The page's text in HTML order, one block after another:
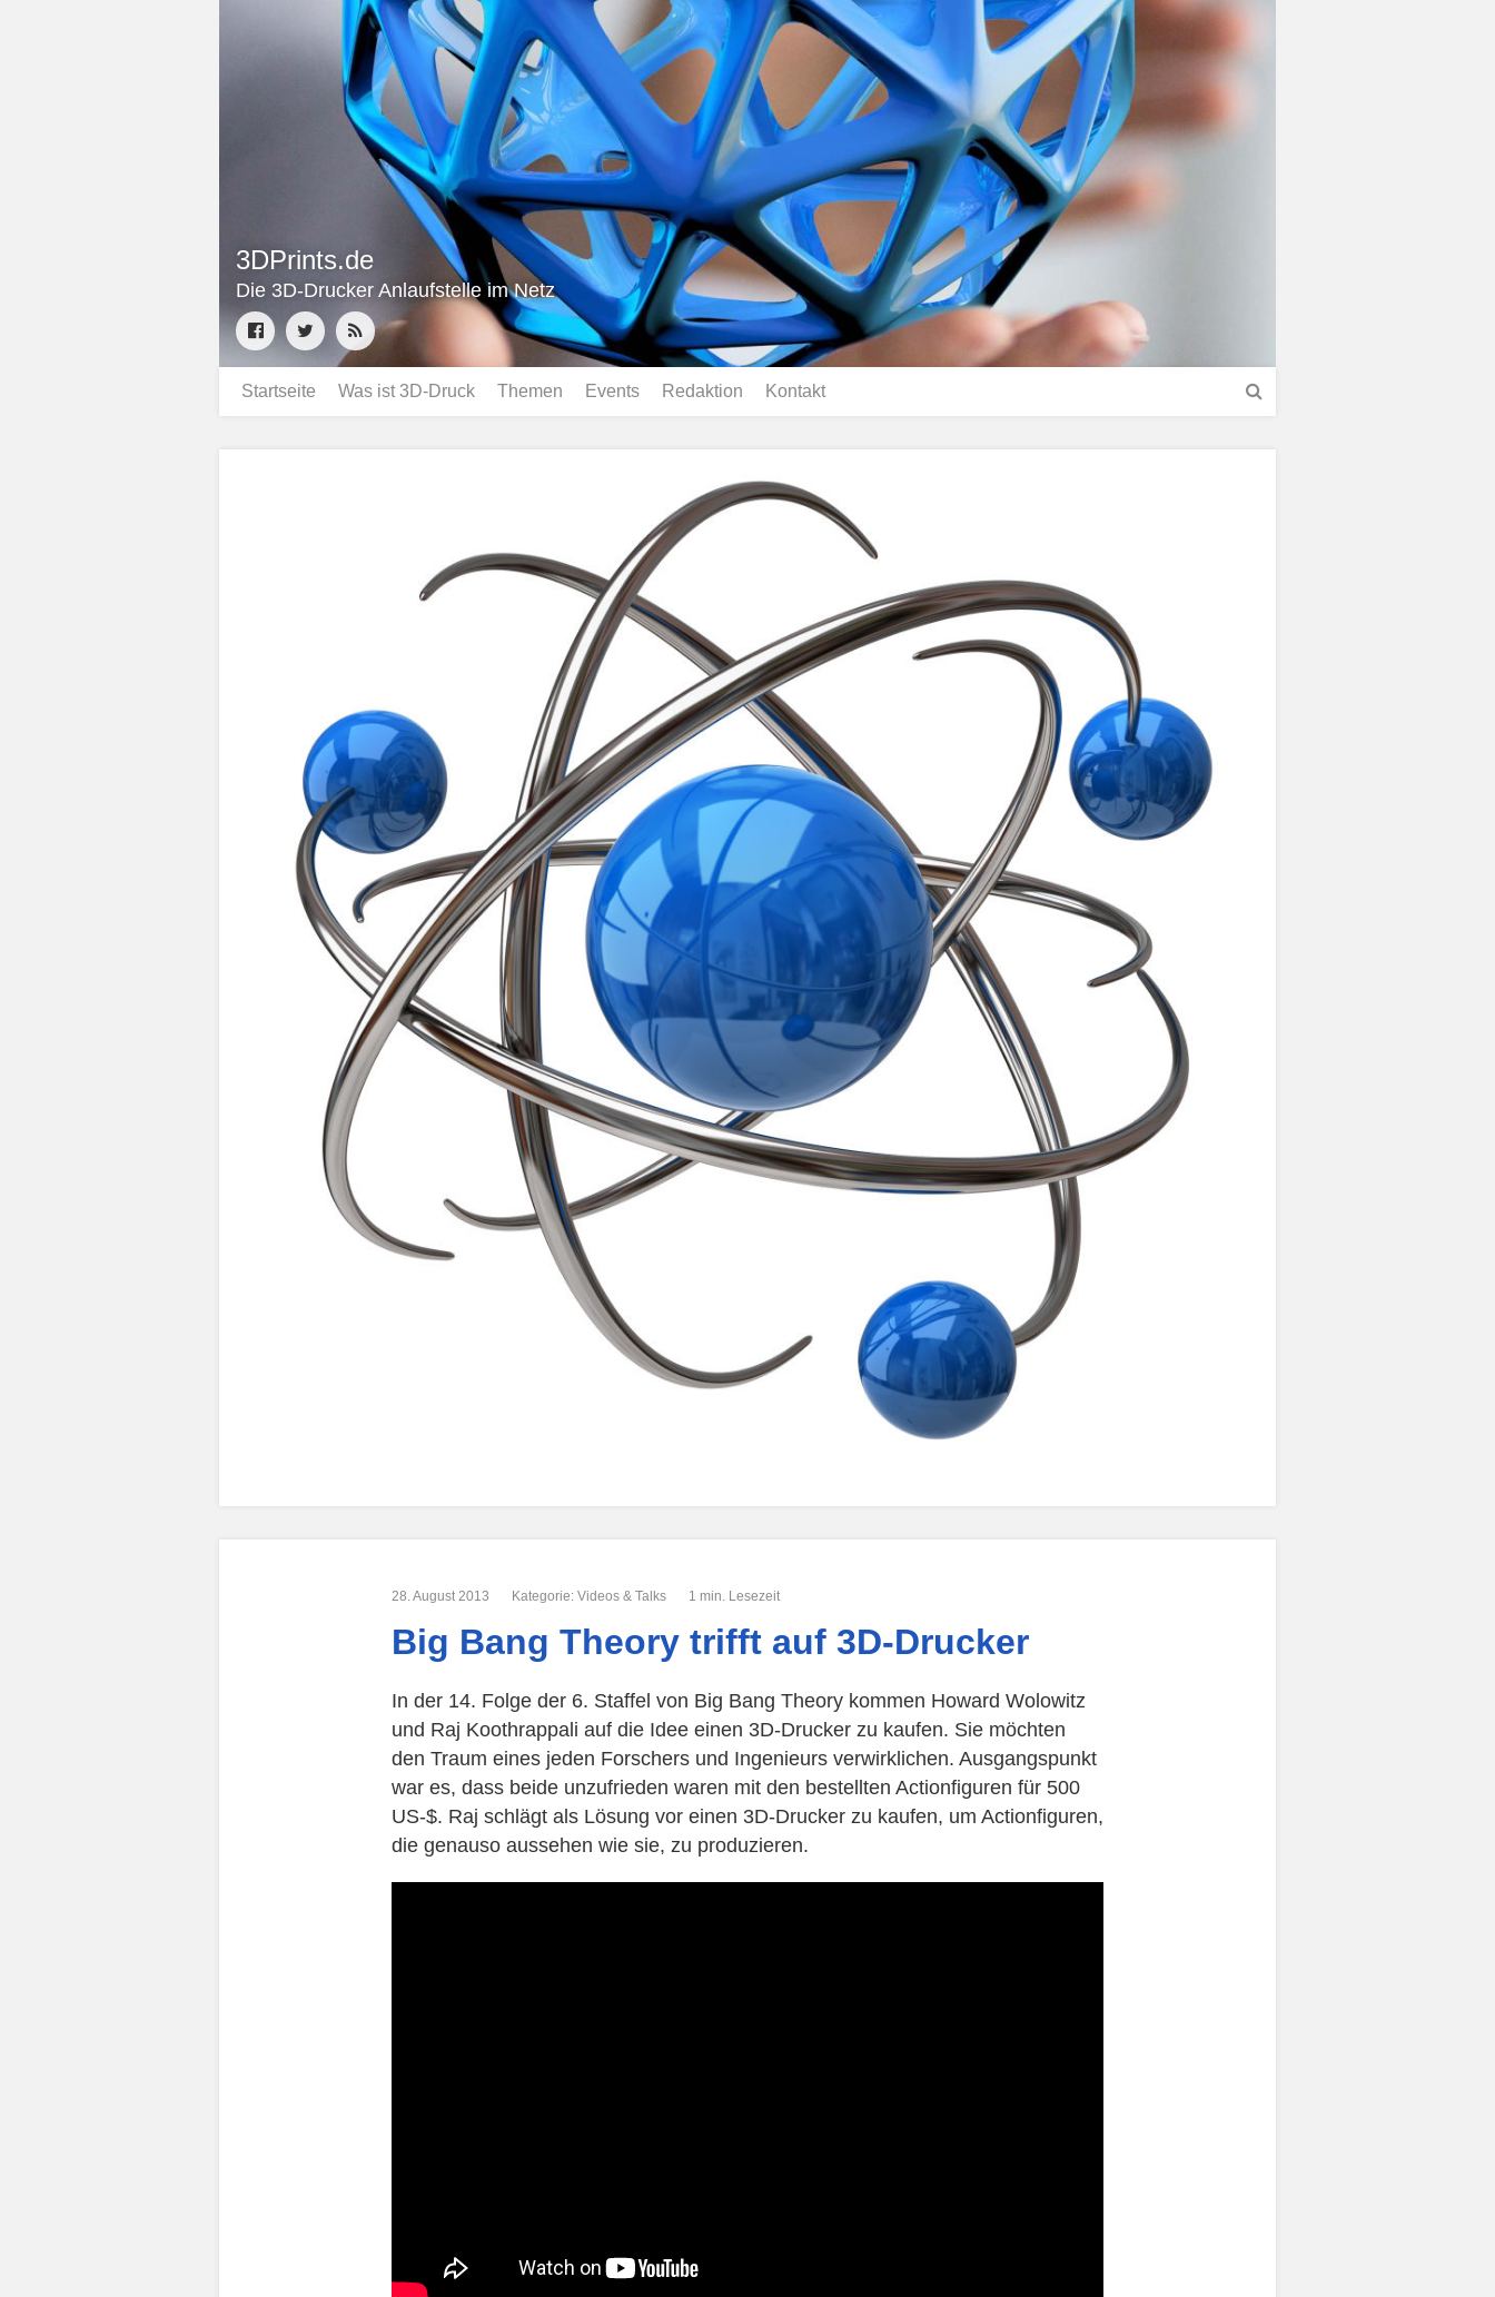
3DPrints.de
Die 3D-Drucker Anlaufstelle im Netz
Startseite Was ist 3D-Druck Themen Events Redaktion Kontakt
28. August 2013 Kategorie: Videos & Talks 1 min. Lesezeit
Big Bang Theory trifft auf 3D-Drucker
In der 14. Folge der 6. Staffel von Big Bang Theory kommen Howard Wolowitz
und Raj Koothrappali auf die Idee einen 3D-Drucker zu kaufen. Sie möchten
den Traum eines jeden Forschers und Ingenieurs verwirklichen. Ausgangspunkt
war es, dass beide unzufrieden waren mit den bestellten Actionfiguren für 500
US-$. Raj schlägt als Lösung vor einen 3D-Drucker zu kaufen, um Actionfiguren,
die genauso aussehen wie sie, zu produzieren.